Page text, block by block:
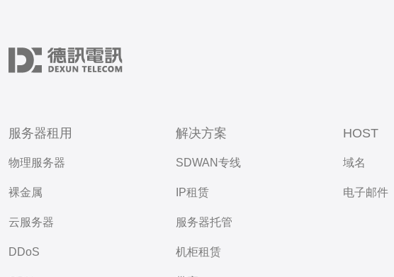
服务器租用
物理服务器
裸金属
云服务器
DDoS
解决方案
SDWAN专线
IP租赁
服务器托管
机柜租赁
HOST
域名
电子邮件